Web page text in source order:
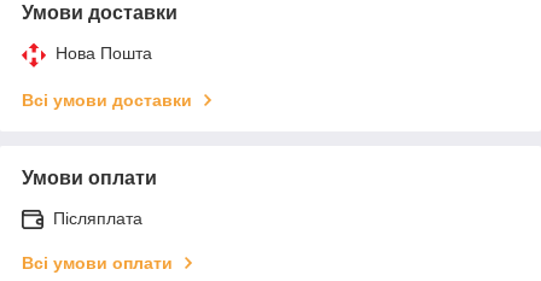
Умови доставки
Нова Пошта
Всі умови доставки
Умови оплати
Післяплата
Всі умови оплати